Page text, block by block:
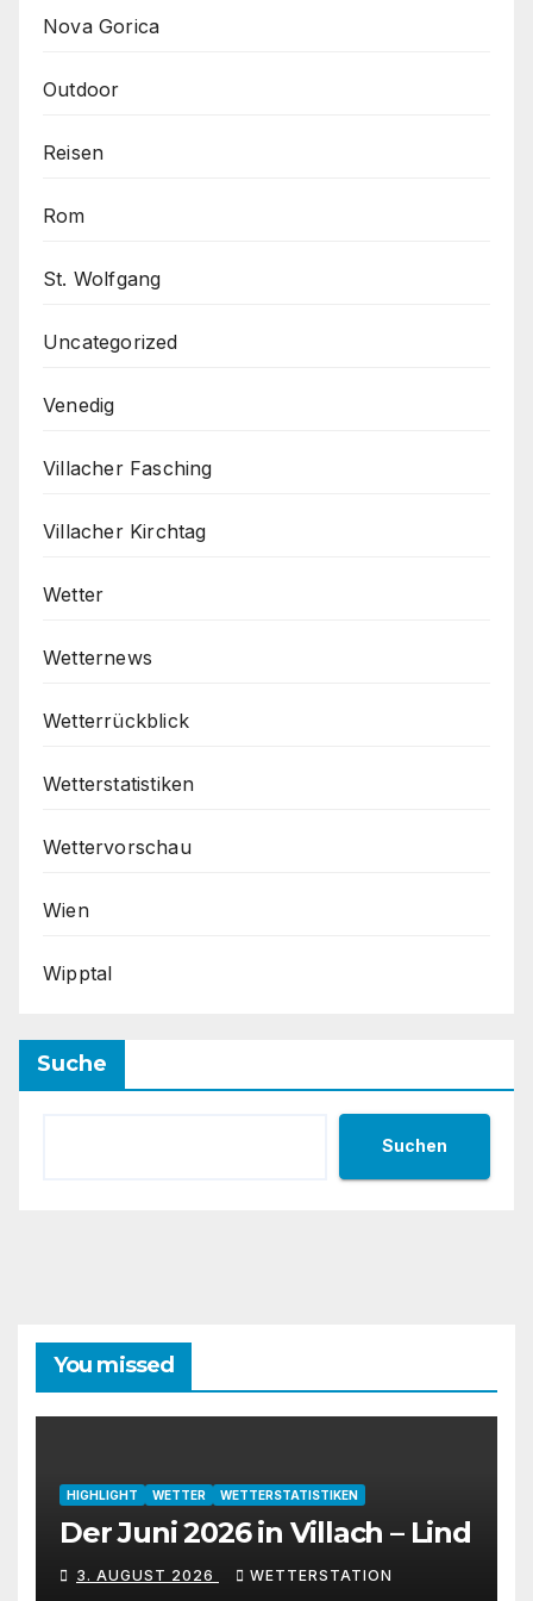
Nova Gorica
Outdoor
Reisen
Rom
St. Wolfgang
Uncategorized
Venedig
Villacher Fasching
Villacher Kirchtag
Wetter
Wetternews
Wetterrückblick
Wetterstatistiken
Wettervorschau
Wien
Wipptal
Suche
Suchen
You missed
HIGHLIGHT WETTER WETTERSTATISTIKEN
Der Juni 2026 in Villach – Lind
3. AUGUST 2026 WETTERSTATION